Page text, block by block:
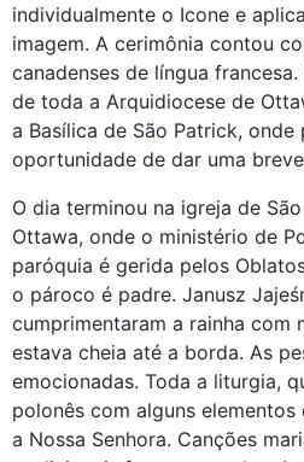
individualmente o Icone e
imagem. A cerimônia contou
canadenses de língua
de toda a Arquidiocese de
a Basílica de São Patrick, onde
oportunidade de dar uma
O dia terminou na igreja de
Ottawa, onde o ministério de
paróquia é gerida pelos
o pároco é padre. Janusz
cumprimentaram a rainha com
estava cheia até a borda. As
emocionadas. Toda a liturgia,
polonês com alguns
a Nossa Senhora. Canções